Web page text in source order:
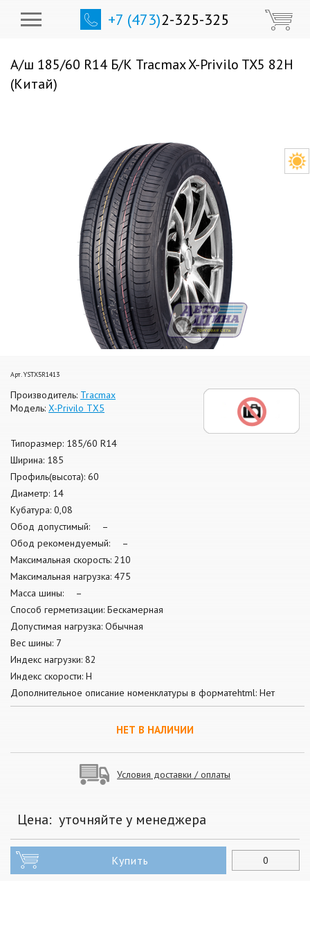
+7 (473)2-325-325
А/ш 185/60 R14 Б/К Tracmax X-Privilo TX5 82H
(Китай)
Арт. YSTX5R1413
Производитель: Tracmax
Модель: X-Privilo TX5
Типоразмер: 185/60 R14
Ширина: 185
Профиль(высота): 60
Диаметр: 14
Кубатура: 0,08
Обод допустимый: –
Обод рекомендуемый: –
Максимальная скорость: 210
Максимальная нагрузка: 475
Масса шины: –
Способ герметизации: Бескамерная
Допустимая нагрузка: Обычная
Вес шины: 7
Индекс нагрузки: 82
Индекс скорости: H
Дополнительное описание номенклатуры в форматеhtml: Нет
НЕТ В НАЛИЧИИ
Условия доставки / оплаты
Цена: уточняйте у менеджера
Купить